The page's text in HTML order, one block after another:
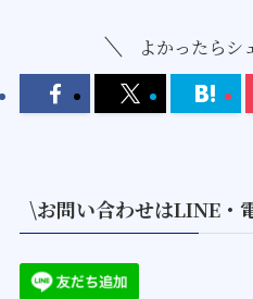
よかったらシ
\お問い合わせはLINE・